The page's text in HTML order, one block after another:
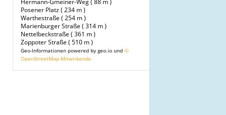
Hermann-Gmeiner-Weg ( 88 m )
Posener Platz ( 234 m )
Warthestraße ( 254 m )
Marienburger Straße ( 314 m )
Nettelbeckstraße ( 361 m )
Zoppoter Straße ( 510 m )
Geo-Informationen powered by geo.io und ©
OpenStreetMap-Mitwirkende